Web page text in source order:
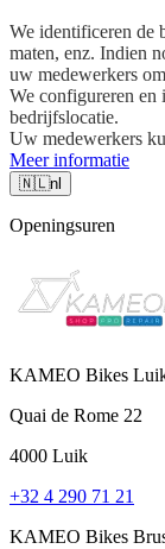
We identificeren de
maten, enz. Indien
uw medewerkers
We configureren en
bedrijfslocatie.
Uw medewerkers
Meer informatie
🇳🇱nl
Openingsuren
KAMEO Bikes
Quai de Rome 22
4000 Luik
+32 4 290 71 21
KAMEO Bikes